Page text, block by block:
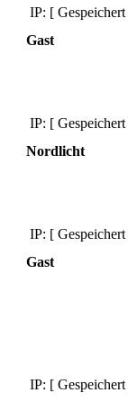
IP: [
Gast
IP: [
Nordlicht
IP: [
Gast
IP: [